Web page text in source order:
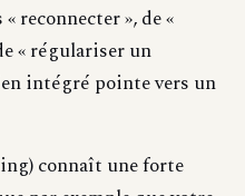
reconnecter », de «
« régulariser un
intégré pointe vers un
connaît une forte